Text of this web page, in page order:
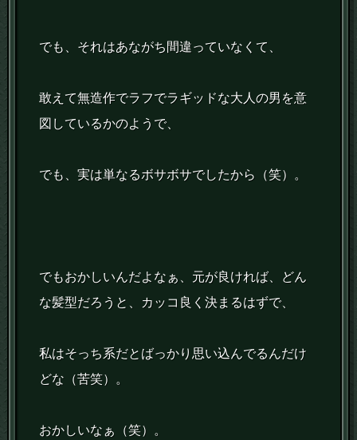
でも、それはあながち間違っていなくて、
敢えて無造作でラフでラギッドな大人の男を意
図しているかのようで、
でも、実は単なるボサボサでしたから（笑）。
でもおかしいんだよなぁ、元が良ければ、どん
な髪型だろうと、カッコ良く決まるはずで、
私はそっち系だとばっかり思い込んでるんだけ
どな（苦笑）。
おかしいなぁ（笑）。